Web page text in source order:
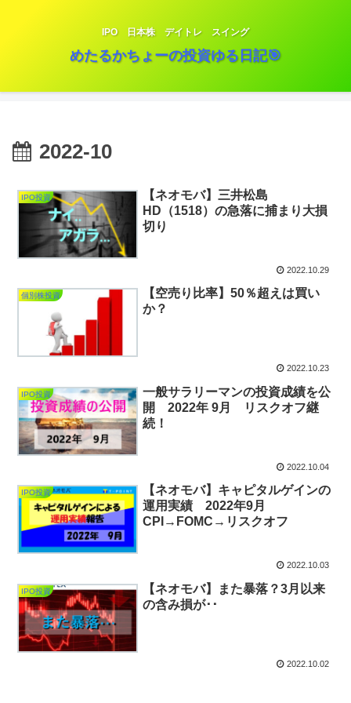
IPO 日本株 デイトレ スイング
めたるかちょーの投資ゆる日記🎯
2022-10
IPO投資
【ネオモバ】三井松島
HD（1518）の急落に捕まり大損
切り
2022.10.29
個別株投資
【空売り比率】50％超えは買い
か？
2022.10.23
IPO投資
一般サラリーマンの投資成績を公
開 2022年 9月 リスクオフ継
続！
2022.10.04
IPO投資
【ネオモバ】キャピタルゲインの
運用実績 2022年9月
CPI→FOMC→リスクオフ
2022.10.03
IPO投資
【ネオモバ】また暴落？3月以来
の含み損が･･
2022.10.02